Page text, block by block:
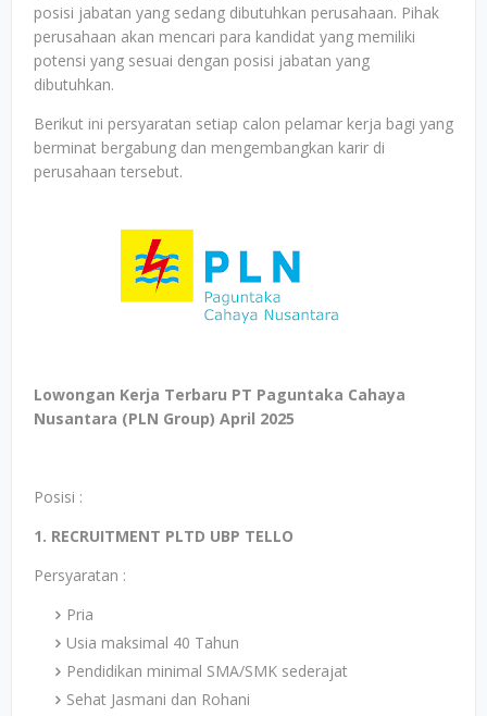
posisi jabatan yang sedang dibutuhkan perusahaan. Pihak
perusahaan akan mencari para kandidat yang memiliki
potensi yang sesuai dengan posisi jabatan yang
dibutuhkan.
Berikut ini persyaratan setiap calon pelamar kerja bagi yang
berminat bergabung dan mengembangkan karir di
perusahaan tersebut.
Lowongan Kerja Terbaru PT Paguntaka Cahaya
Nusantara (PLN Group) April 2025
Posisi :
1. RECRUITMENT PLTD UBP TELLO
Persyaratan :
Pria
Usia maksimal 40 Tahun
Pendidikan minimal SMA/SMK sederajat
Sehat Jasmani dan Rohani